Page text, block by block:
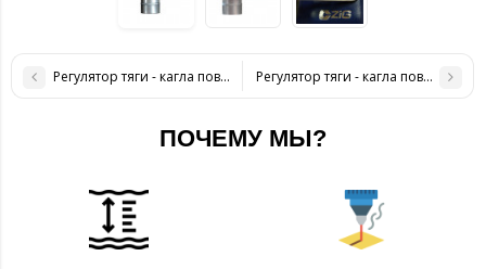
Регулятор тяги - кагла поворотная D-110 мм толщина 1 мм
Регулятор тяги - кагла
ПОЧЕМУ МЫ?